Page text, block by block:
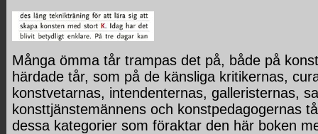
Många ömma tår trampas det på, både på
härdade tår, som på de känsliga kritikernas,
konstvetarnas, intendenternas, galleristernas,
konsttjänstemännens och konstpedagogernas
dessa kategorier som föraktar den här boken